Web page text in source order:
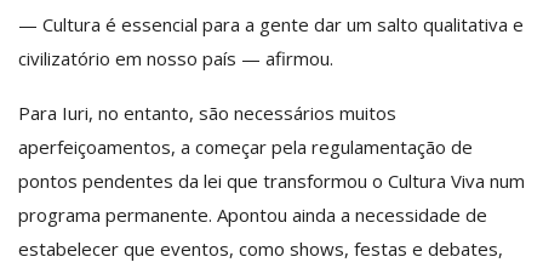
— Cultura é essencial para a gente dar um salto qualitativa e
civilizatório em nosso país — afirmou.
Para Iuri, no entanto, são necessários muitos
aperfeiçoamentos, a começar pela regulamentação de
pontos pendentes da lei que transformou o Cultura Viva num
programa permanente. Apontou ainda a necessidade de
estabelecer que eventos, como shows, festas e debates,